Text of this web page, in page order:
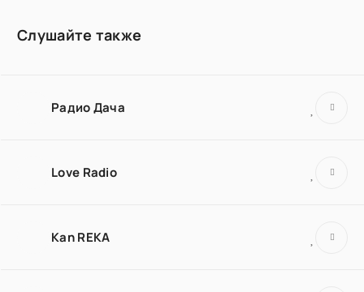
Слушайте также
Радио Дача
Love Radio
Kan REKA